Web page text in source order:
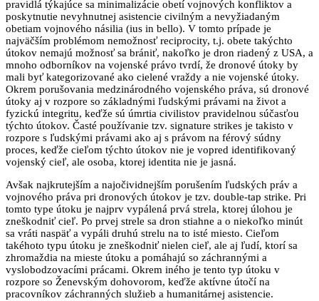
pravidlá týkajúce sa minimalizácie obetí vojnových konfliktov a
poskytnutie nevyhnutnej asistencie civilným a nevyžiadaným
obetiam vojnového násilia (ius in bello). V tomto prípade je
najväčším problémom nemožnosť reciprocity, t.j. obete takýchto
útokov nemajú možnosť sa brániť, nakoľko je dron riadený z USA, a
mnoho odborníkov na vojenské právo tvrdí, že dronové útoky by
mali byť kategorizované ako cielené vraždy a nie vojenské útoky.
Okrem porušovania medzinárodného vojenského práva, sú dronové
útoky aj v rozpore so základnými ľudskými právami na život a
fyzickú integritu, keďže sú úmrtia civilistov pravidelnou súčasťou
týchto útokov. Časté používanie tzv. signature strikes je takisto v
rozpore s ľudskými právami ako aj s právom na férový súdny
proces, keďže cieľom týchto útokov nie je vopred identifikovaný
vojenský cieľ, ale osoba, ktorej identita nie je jasná.
Avšak najkrutejším a najočividnejším porušením ľudských práv a
vojnového práva pri dronových útokov je tzv. double-tap strike. Pri
tomto type útoku je najprv vypálená prvá strela, ktorej úlohou je
zneškodniť cieľ. Po prvej strele sa dron stiahne a o niekoľko minút
sa vráti naspäť a vypáli druhú strelu na to isté miesto. Cieľom
takéhoto typu útoku je zneškodniť nielen cieľ, ale aj ľudí, ktorí sa
zhromaždia na mieste útoku a pomáhajú so záchrannými a
vyslobodzovacími prácami. Okrem iného je tento typ útoku v
rozpore so Ženevským dohovorom, keďže aktívne útočí na
pracovníkov záchranných služieb a humanitárnej asistencie.